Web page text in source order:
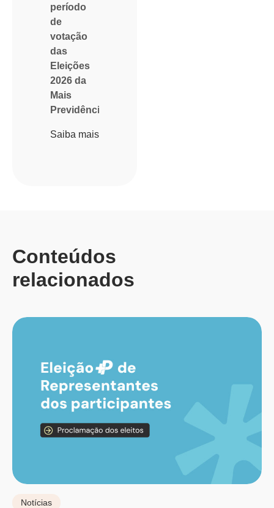
período
de
votação
das
Eleições
2026 da
Mais
Previdência
Saiba mais
Conteúdos
relacionados
Notícias